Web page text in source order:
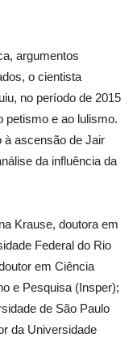
argumentos
o cientista
no período de 2015
petismo e ao lulismo.
à ascensão de Jair
da influência da
Krause, doutora em
Federal do Rio
em Ciência
e Pesquisa (Insper);
de São Paulo
da Universidade